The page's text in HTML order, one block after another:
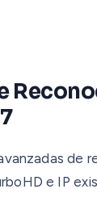
de
e IP